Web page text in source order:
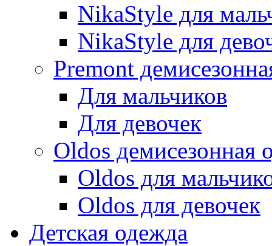
NikaStyle для
NikaStyle для
Premont
Для мальчиков
Для девочек
Oldos демисезонная
Oldos для
Oldos для девочек
Детская одежда